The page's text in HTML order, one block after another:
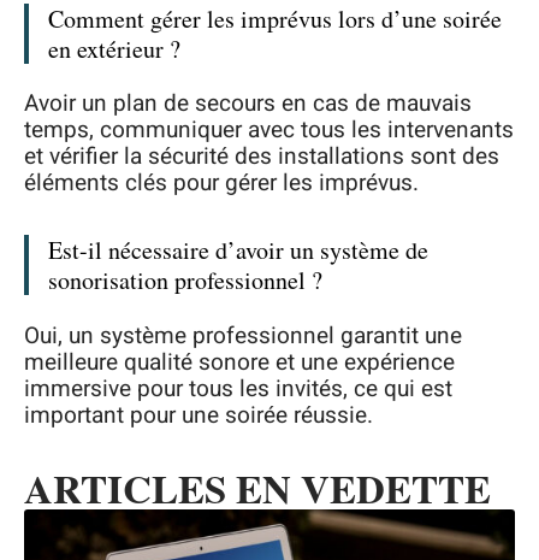
Comment gérer les imprévus lors d’une soirée
en extérieur ?
Avoir un plan de secours en cas de mauvais
temps, communiquer avec tous les intervenants
et vérifier la sécurité des installations sont des
éléments clés pour gérer les imprévus.
Est-il nécessaire d’avoir un système de
sonorisation professionnel ?
Oui, un système professionnel garantit une
meilleure qualité sonore et une expérience
immersive pour tous les invités, ce qui est
important pour une soirée réussie.
ARTICLES EN VEDETTE